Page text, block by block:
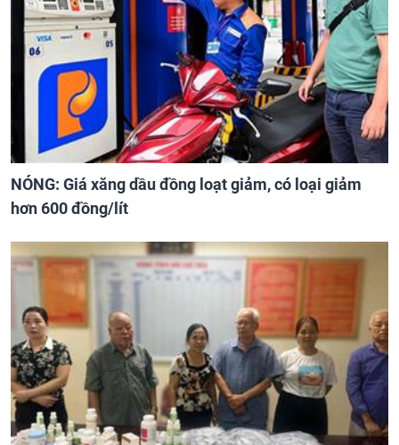
NÓNG: Giá xăng dầu đồng loạt giảm, có loại giảm
hơn 600 đồng/lít